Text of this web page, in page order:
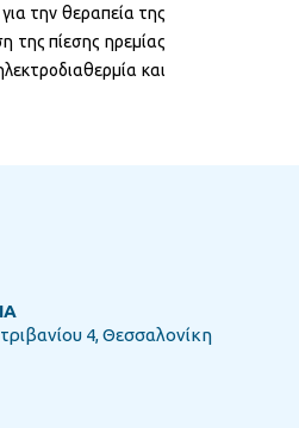
την θεραπεία της
της πίεσης ηρεμίας
και
4, Θεσσαλονίκη